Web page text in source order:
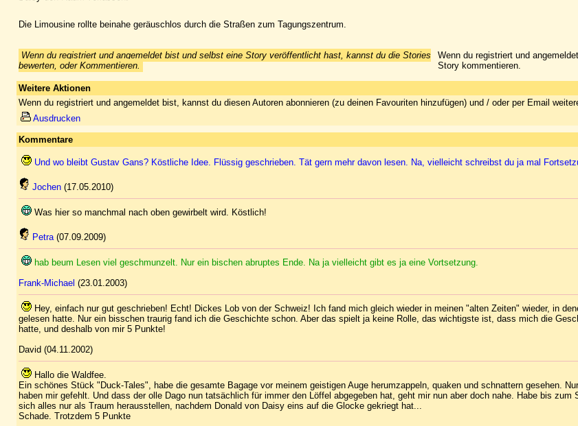
Die Limousine rollte beinahe geräuschlos durch die Straßen zum Tagungszentrum.
Wenn du registriert und angemeldet bist und selbst eine Story veröffentlicht hast, kannst du die Stories
bewerten, oder Kommentieren.
Wenn du registriert und
Story kommentieren.
Weitere Aktionen
Wenn du registriert und angemeldet bist, kannst du diesen Autoren abonnieren (zu deinen Favouriten hinzufügen) und / oder per Email
Ausdrucken
Kommentare
Und wo bleibt Gustav Gans? Köstliche Idee. Flüssig geschrieben. Tät gern mehr davon lesen. Na, vielleicht schreibst du ja mal
Jochen (17.05.2010)
Was hier so manchmal nach oben gewirbelt wird. Köstlich!
Petra(07.09.2009)
hab beum Lesen viel geschmunzelt. Nur ein bischen abruptes Ende. Na ja vielleicht gibt es ja eine Vortsetzung.
Frank-Michael (23.01.2003)
Hey, einfach nur gut geschrieben! Echt! Dickes Lob von der Schweiz! Ich fand mich gleich wieder in meinen "alten Zeiten" wieder, in
gelesen hatte. Nur ein bisschen traurig fand ich die Geschichte schon. Aber das spielt ja keine Rolle, das wichtigste ist, dass mich die
hatte, und deshalb von mir 5 Punkte!
David (04.11.2002)
Hallo die Waldfee.
Ein schönes Stück "Duck-Tales", habe die gesamte Bagage vor meinem geistigen Auge herumzappeln, quaken und schnattern gesehen.
haben mir gefehlt. Und dass der olle Dago nun tatsächlich für immer den Löffel abgegeben hat, geht mir nun aber doch nahe. Habe bis zum
sich alles nur als Traum herausstellen, nachdem Donald von Daisy eins auf die Glocke gekriegt hat...
Schade. Trotzdem 5 Punkte